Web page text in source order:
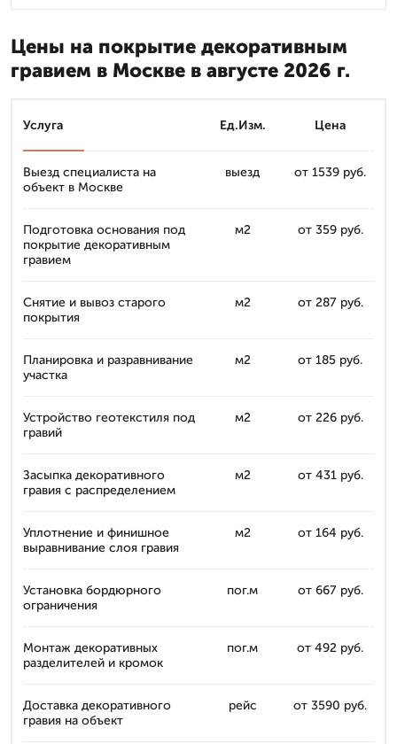
Цены на покрытие декоративным
гравием в Москве в августе 2026 г.
Услуга Ед.Изм. Цена
Выезд специалиста на
объект в Москве
выезд от 1539 руб.
Подготовка основания под
покрытие декоративным
гравием
м2 от 359 руб.
Снятие и вывоз старого
покрытия
м2 от 287 руб.
Планировка и разравнивание
участка
м2 от 185 руб.
Устройство геотекстиля под
гравий
м2 от 226 руб.
Засыпка декоративного
гравия с распределением
м2 от 431 руб.
Уплотнение и финишное
выравнивание слоя гравия
м2 от 164 руб.
Установка бордюрного
ограничения
пог.м от 667 руб.
Монтаж декоративных
разделителей и кромок
пог.м от 492 руб.
Доставка декоративного
гравия на объект
рейс от 3590 руб.